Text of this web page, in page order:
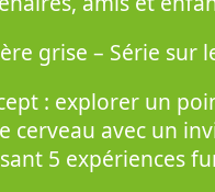
grise – Série sur
: explorer un
cerveau avec un
5 expériences